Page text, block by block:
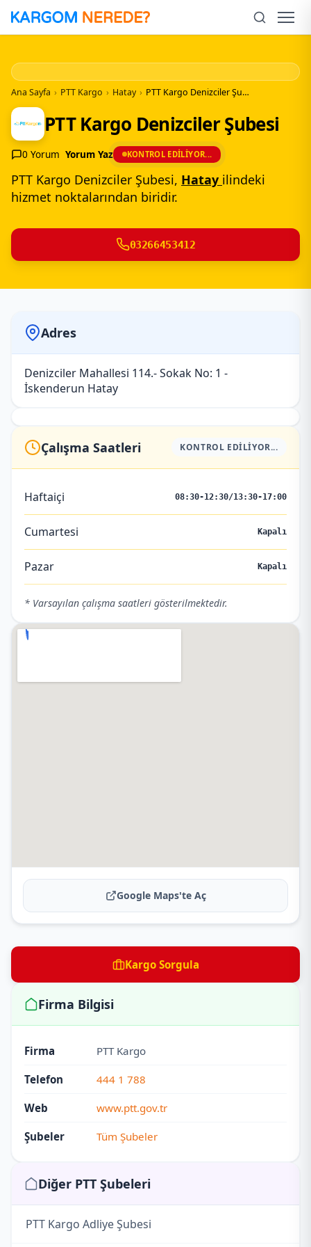
İçeriğe
Geç
Ana Sayfa › PTT Kargo › Hatay › PTT Kargo Denizciler Şubesi
PTT Kargo Denizciler Şubesi
0 Yorum Yorum Yaz KONTROL EDILIYOR...
PTT Kargo Denizciler Şubesi, Hatay ilindeki
hizmet noktalarından biridir.
03266453412
Adres
Denizciler Mahallesi 114.- Sokak No: 1 -
İskenderun Hatay
Çalışma Saatleri KONTROL EDILIYOR...
Haftaiçi 08:30-12:30/13:30-17:00
Cumartesi Kapalı
Pazar Kapalı
* Varsayılan çalışma saatleri gösterilmektedir.
Google Maps'te Aç
Kargo Sorgula
Firma Bilgisi
Firma PTT Kargo
Telefon 444 1 788
Web www.ptt.gov.tr
Şubeler Tüm Şubeler
Diğer PTT Şubeleri
PTT Kargo Adliye Şubesi